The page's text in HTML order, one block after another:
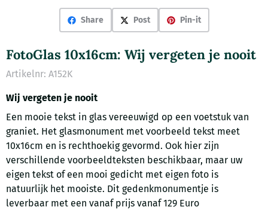
Share Post Pin-it
FotoGlas 10x16cm: Wij vergeten je nooit
Artikelnr: A152K
Wij vergeten je nooit
Een mooie tekst in glas vereeuwigd op een voetstuk van
graniet. Het glasmonument met voorbeeld tekst meet
10x16cm en is rechthoekig gevormd. Ook hier zijn
verschillende voorbeeldteksten beschikbaar, maar uw
eigen tekst of een mooi gedicht met eigen foto is
natuurlijk het mooiste. Dit gedenkmonumentje is
leverbaar met een vanaf prijs vanaf 129 Euro